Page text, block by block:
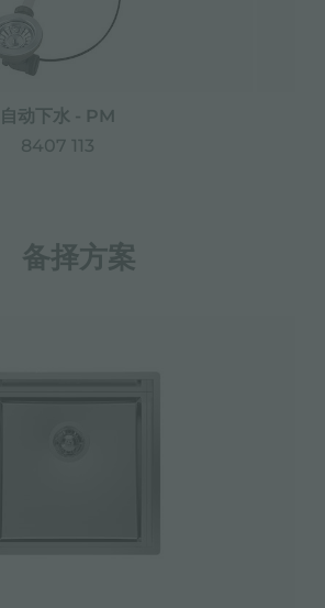
自动下水 - PM
8407 113
备择方案